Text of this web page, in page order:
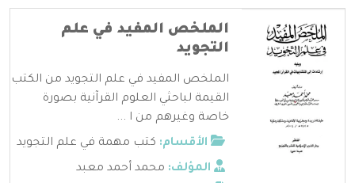
الملخص المفيد في علم
التجويد
الملخص المفيد في علم التجويد من الكتب
القيمة لباحثي العلوم القرآنية بصورة
خاصة وغيرهم من ا ...
الأقسام: كتب مهمة في علم التجويد
المؤلف: محمد أحمد معبد